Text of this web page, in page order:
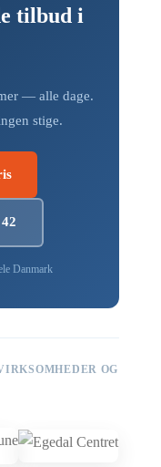
tilbud i
— alle dage.
stige.
Danmark
OG